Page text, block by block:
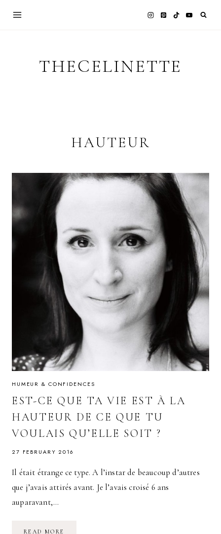
THECELINETTE
HAUTEUR
HUMEUR & CONFIDENCES
EST-CE QUE TA VIE EST À LA
HAUTEUR DE CE QUE TU
VOULAIS QU’ELLE SOIT ?
27 FEBRUARY 2016
Il était étrange ce type. A l’instar de beaucoup d’autres
que j’avais attirés avant. Je l’avais croisé 6 ans
auparavant,…
READ MORE